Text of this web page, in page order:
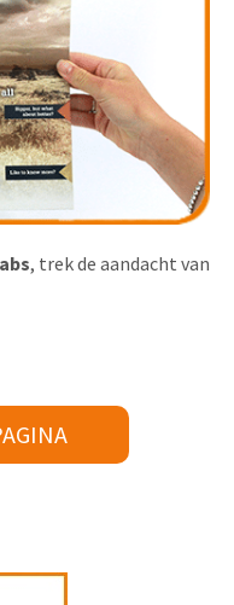
, trek de aandacht van